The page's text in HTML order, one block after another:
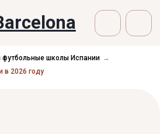
футбольные школы Испании →
в 2026 году